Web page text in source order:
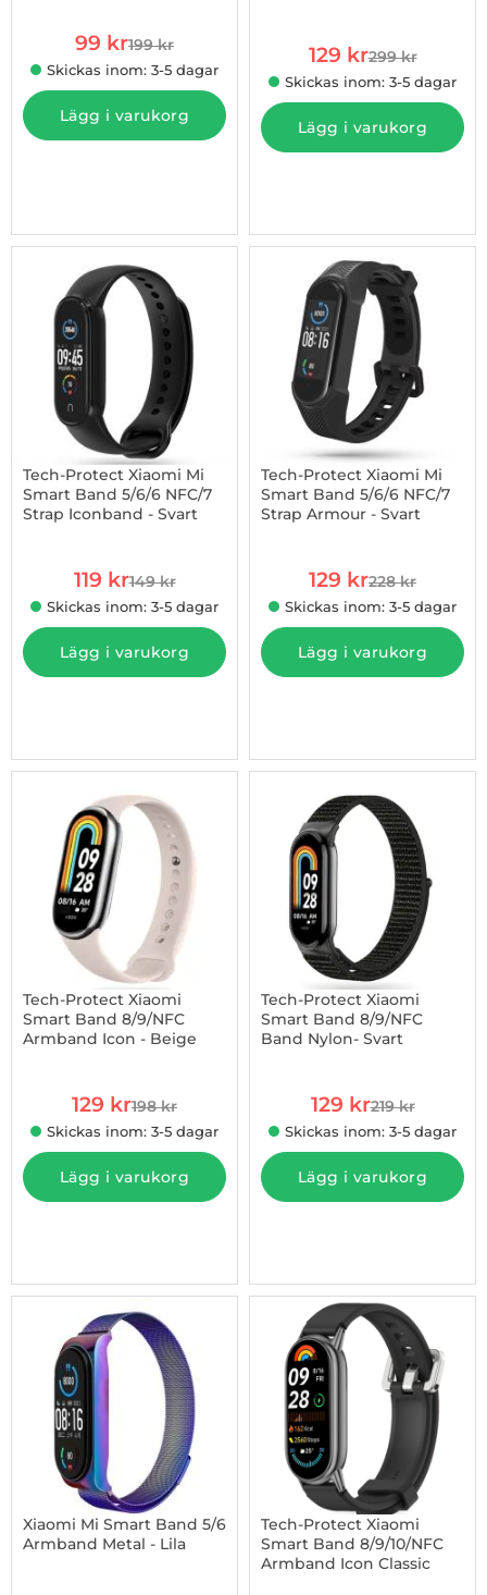
rea pris
99 krtidigare pris
199 kr
Skickas inom: 3-5 dagar
Lägg i varukorg
rea pris
129 krtidigare pris
299 kr
Skickas inom: 3-5 dagar
Lägg i varukorg
-20%
Tech-Protect Xiaomi Mi
Smart Band 5/6/6 NFC/7
Strap Iconband - Svart
rea pris
119 krtidigare pris
149 kr
Skickas inom: 3-5 dagar
Lägg i varukorg
Tech-Protect Xiaomi Mi
Smart Band 5/6/6 NFC/7
Strap Armour - Svart
rea pris
129 krtidigare pris
228 kr
Skickas inom: 3-5 dagar
Lägg i varukorg
-35%
Tech-Protect Xiaomi
Smart Band 8/9/NFC
Armband Icon - Beige
rea pris
129 krtidigare pris
198 kr
Skickas inom: 3-5 dagar
Lägg i varukorg
Tech-Protect Xiaomi
Smart Band 8/9/NFC
Band Nylon- Svart
rea pris
129 krtidigare pris
219 kr
Skickas inom: 3-5 dagar
Lägg i varukorg
-13%
Xiaomi Mi Smart Band 5/6
Armband Metal - Lila
Tech-Protect Xiaomi
Smart Band 8/9/10/NFC
Armband Icon Classic